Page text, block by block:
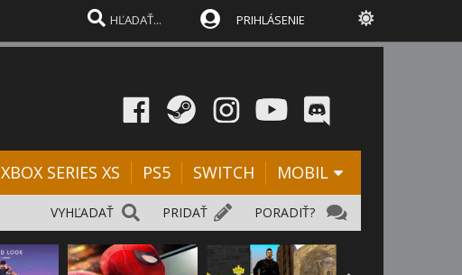
PRIHLÁSENIE
XBOX SERIES XS PS5 SWITCH MOBIL
PORADIŤ?
PRIDAŤ
VYHĽADAŤ